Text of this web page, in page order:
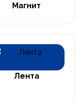
Магнит
Лента